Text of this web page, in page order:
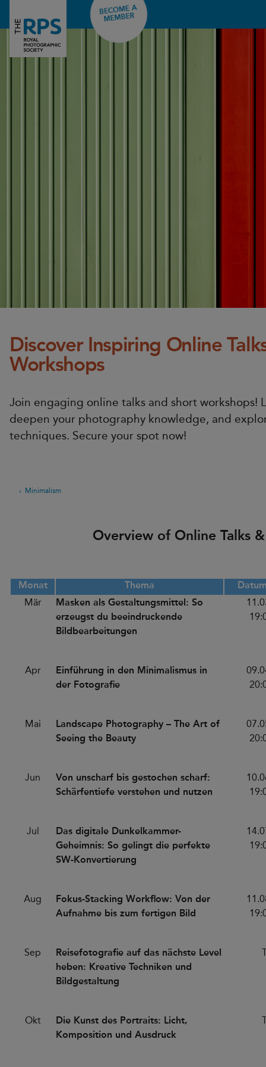
BECOME A
MEMBER
Discover Inspiring Online
Workshops
Join engaging online talks and short workshops!
deepen your photography knowledge, and
techniques. Secure your spot now!
Minimalism
Overview of Online Talks
Monat Thema
Mär
Masken als Gestaltungsmittel: So
erzeugst du beeindruckende
Bildbearbeitungen
Apr
Einführung in den Minimalismus in
der Fotografie
Mai
Landscape Photography – The Art of
Seeing the Beauty
Jun
Von unscharf bis gestochen scharf:
Schärfentiefe verstehen und nutzen
Jul
Das digitale Dunkelkammer-
Geheimnis: So gelingt die perfekte
SW-Konvertierung
Aug
Fokus-Stacking Workflow: Von der
Aufnahme bis zum fertigen Bild
Sep
Reisefotografie auf das nächste Level
heben: Kreative Techniken und
Bildgestaltung
Okt
Die Kunst des Portraits: Licht,
Komposition und Ausdruck